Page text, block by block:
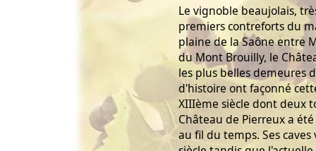
Le vignoble beaujolais,
premiers contreforts du
plaine de la Saône entre
du Mont Brouilly, le
les plus belles demeures
d'histoire ont façonné
XIIIème siècle dont deux
Château de Pierreux a
au fil du temps. Ses